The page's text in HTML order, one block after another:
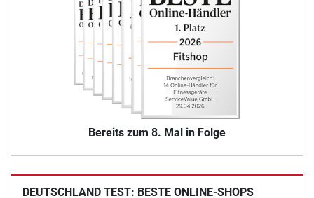
Bereits zum 8. Mal in Folge
DEUTSCHLAND TEST: BESTE ONLINE-SHOPS